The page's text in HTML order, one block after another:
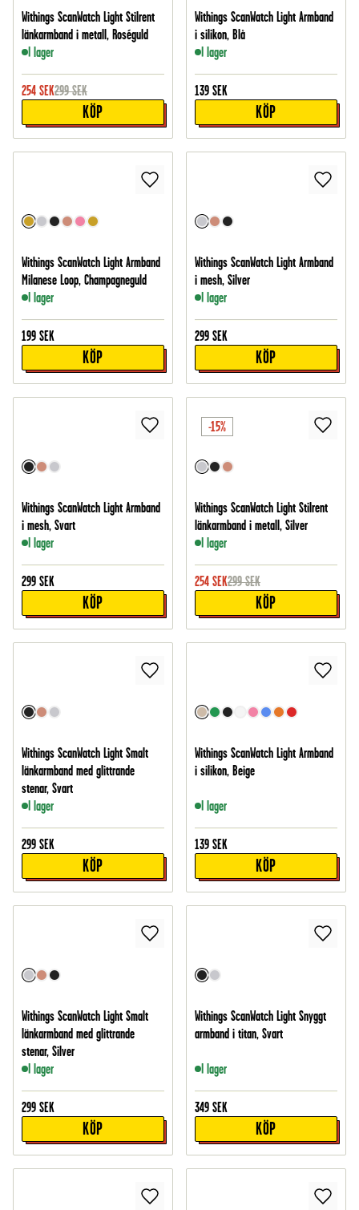
Withings ScanWatch Light Stilrent
länkarmband i metall, Roséguld
I lager
254 SEK299 SEK
KÖP
Withings ScanWatch Light Armband
i silikon, Blå
I lager
139 SEK
KÖP
Withings ScanWatch Light Armband
Milanese Loop, Champagneguld
I lager
199 SEK
KÖP
Withings ScanWatch Light Armband
i mesh, Silver
I lager
299 SEK
KÖP
Withings ScanWatch Light Armband
i mesh, Svart
I lager
299 SEK
KÖP
-15%
Withings ScanWatch Light Stilrent
länkarmband i metall, Silver
I lager
254 SEK299 SEK
KÖP
Withings ScanWatch Light Smalt
länkarmband med glittrande
stenar, Svart
I lager
299 SEK
KÖP
Withings ScanWatch Light Armband
i silikon, Beige
I lager
139 SEK
KÖP
Withings ScanWatch Light Smalt
länkarmband med glittrande
stenar, Silver
I lager
299 SEK
KÖP
Withings ScanWatch Light Snyggt
armband i titan, Svart
I lager
349 SEK
KÖP